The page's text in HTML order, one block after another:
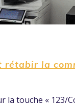
rétabir la
la touche « 123/